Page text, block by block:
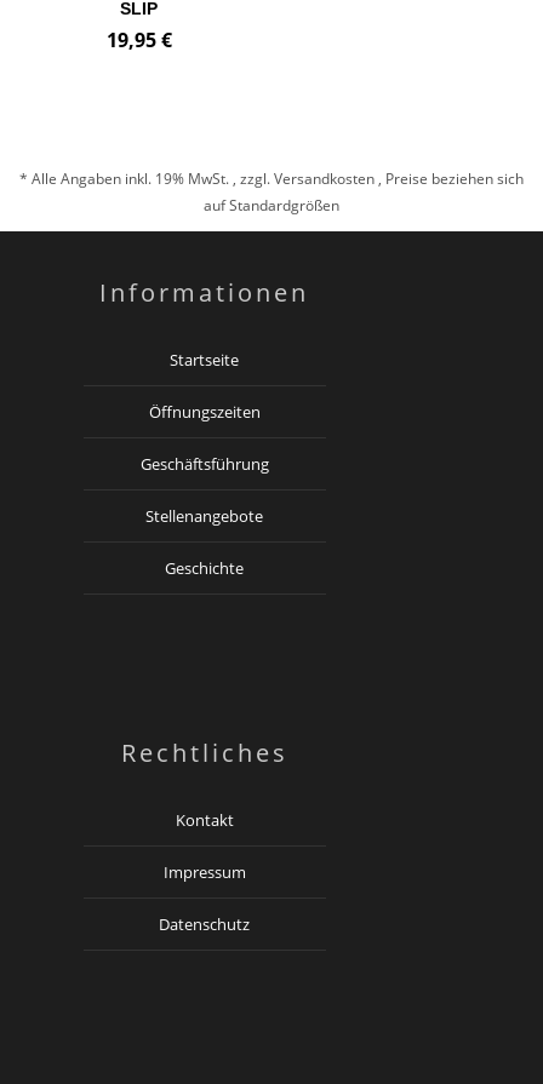
SLIP
19,95 €
* Alle Angaben inkl. 19% MwSt. , zzgl.Versandkosten , Preise beziehen sich
auf Standardgrößen
Informationen
Startseite
Öffnungszeiten
Geschäftsführung
Stellenangebote
Geschichte
Rechtliches
Kontakt
Impressum
Datenschutz